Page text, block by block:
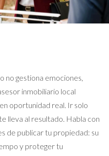
no gestiona emociones,
inmobiliario local
oportunidad real. Ir solo
lleva al resultado. Habla con
de publicar tu propiedad: su
y proteger tu